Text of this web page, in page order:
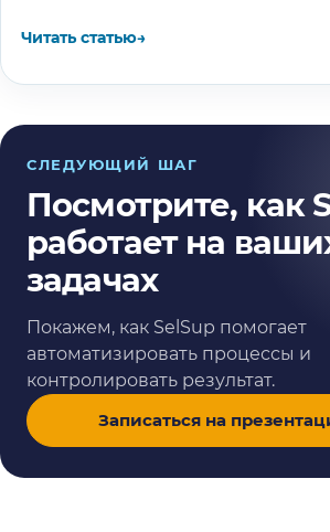
Читать статью→
СЛЕДУЮЩИЙ ШАГ
Посмотрите, как
работает на
задачах
Покажем, как SelSup помогает
автоматизировать процессы и
контролировать результат.
Записаться на